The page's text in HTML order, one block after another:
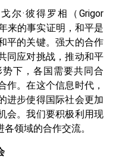
尔·彼得罗相（Grigor
来的事实证明，和平是
平的关键。强大的合作
同应对挑战，推动和平
下，各国需要共同合
作。在这个信息时代，
进步使得国际社会更加
会。我们要积极利用现
领域的合作交流。